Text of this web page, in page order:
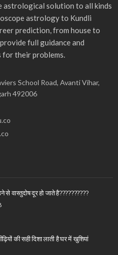
solution to all kinds
astrology to Kundli
prediction, from house to
full guidance and
their problems.
School Road, Avanti Vihar,
492006
से वास्तुदोष दूर हो जाते है??????????
की सही दिशा लाती है घर में खुशियां